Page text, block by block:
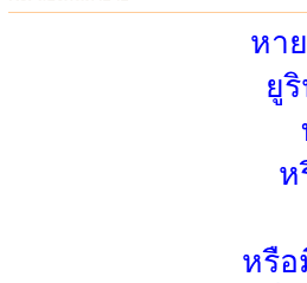
หา
ยู
ห
หรื